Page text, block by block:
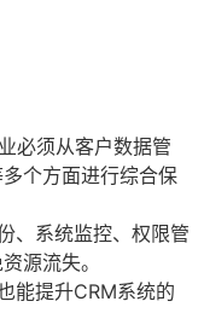
必须从客户数据管
个方面进行综合保
、系统监控、权限管
源流失。
能提升CRM系统的